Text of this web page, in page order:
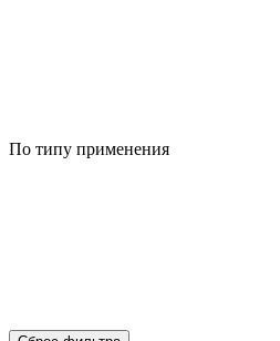
По типу применения